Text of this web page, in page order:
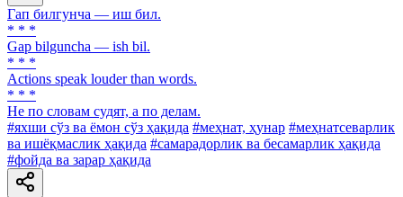
Гап билгунча — иш бил.
* * *
Gap bilguncha — ish bil.
* * *
Actions speak louder than words.
* * *
He по словам судят, а по делам.
#яхши сўз ва ёмон сўз ҳақида #меҳнат, ҳунар #меҳнатсеварлик
ва ишёқмаслик ҳақида #самарадорлик ва бесамарлик ҳақида
#фойда ва зарар ҳақида